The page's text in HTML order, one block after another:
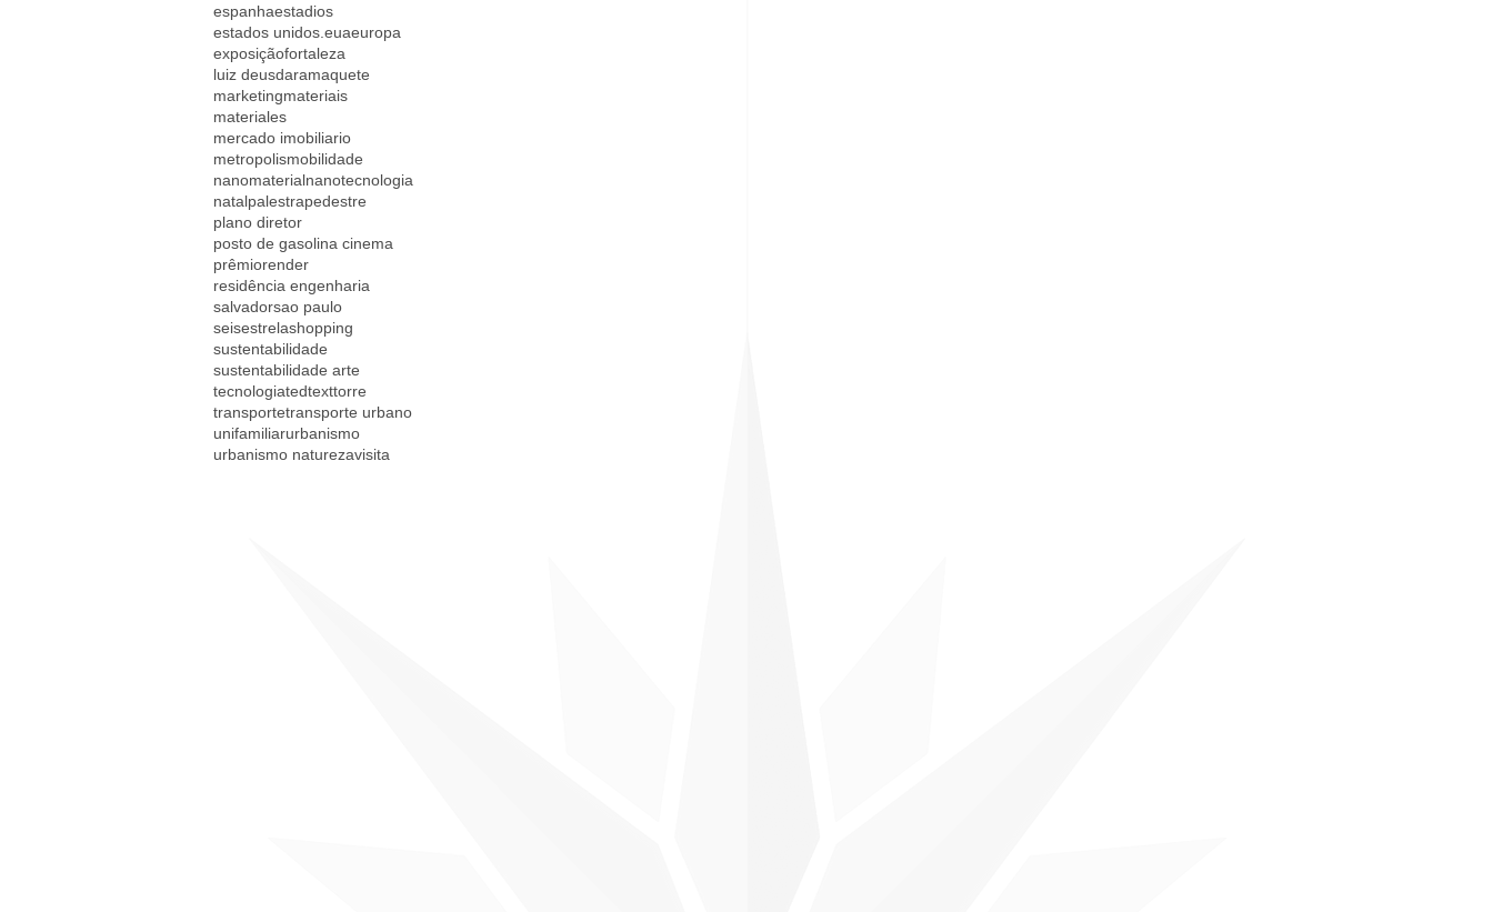
espanhaestadios
estados unidos. euaeuropa
exposiçãofortaleza
luiz deusdaramaquete
marketingmateriais
materiales
mercado imobiliario
metropolismobilidade
nanomaterialnanotecnologia
natalpalestrapedestre
plano diretor
posto de gasolina cinema
prêmiorender
residência engenharia
salvadorsao paulo
seisestrelashopping
sustentabilidade
sustentabilidade arte
tecnologiatedtexttorre
transportetransporte urbano
unifamiliarurbanismo
urbanismo naturezavisita